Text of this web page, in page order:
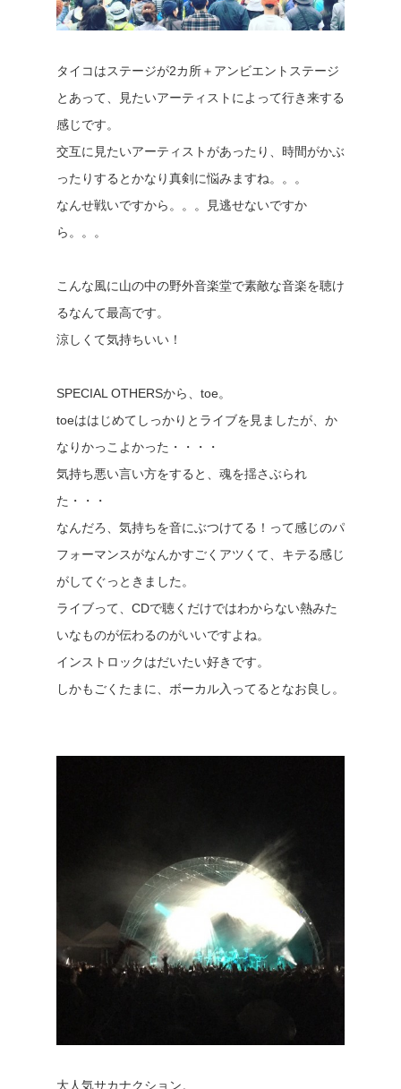
タイコはステージが2カ所＋アンビエントステージ
とあって、見たいアーティストによって行き来する
感じです。
交互に見たいアーティストがあったり、時間がかぶ
ったりするとかなり真剣に悩みますね。。。
なんせ戦いですから。。。見逃せないですか
ら。。。
こんな風に山の中の野外音楽堂で素敵な音楽を聴け
るなんて最高です。
涼しくて気持ちいい！
SPECIAL OTHERSから、toe。
toeははじめてしっかりとライブを見ましたが、か
なりかっこよかった・・・・
気持ち悪い言い方をすると、魂を揺さぶられ
た・・・
なんだろ、気持ちを音にぶつけてる！って感じのパ
フォーマンスがなんかすごくアツくて、キテる感じ
がしてぐっときました。
ライブって、CDで聴くだけではわからない熱みた
いなものが伝わるのがいいですよね。
インストロックはだいたい好きです。
しかもごくたまに、ボーカル入ってるとなお良し。
大人気サカナクション。